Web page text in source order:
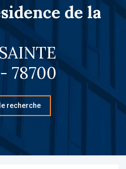
de la
78700
recherche